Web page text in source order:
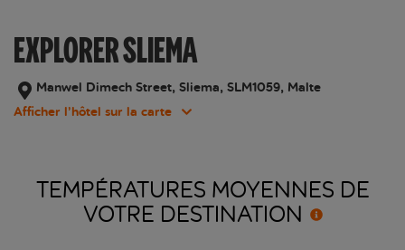
EXPLORER SLIEMA
Manwel Dimech Street, Sliema, SLM1059, Malte
Afficher l’hôtel sur la carte
TEMPÉRATURES MOYENNES DE
VOTRE DESTINATION